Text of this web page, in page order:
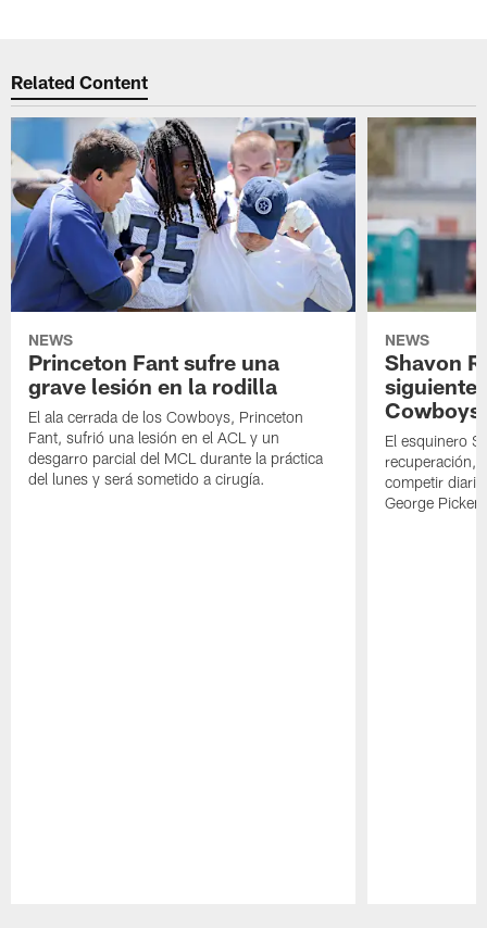
Related Content
NEWS
Princeton Fant sufre una
grave lesión en la rodilla
El ala cerrada de los Cowboys, Princeton
Fant, sufrió una lesión en el ACL y un
desgarro parcial del MCL durante la práctica
del lunes y será sometido a cirugía.
NEWS
Shavon
siguiente
Cowboys
El esquinero
recuperación,
competir
George